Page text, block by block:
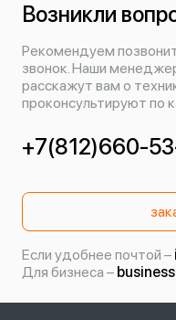
Возникли
Рекомендуем
звонок. Наши
расскажут вам о
проконсультируют по
+7(812)660-
Если удобнее почтой –
Для бизнеса –